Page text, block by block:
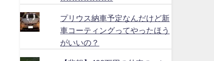
プリウス納車予定なんだけど新
車コーティングってやったほう
がいいの？